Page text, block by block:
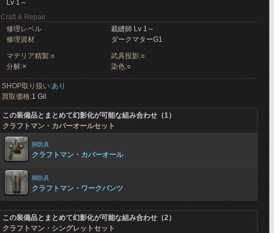
Lv 1～
Craft & Repair
修理レベル
裁縫師 Lv 1～
修理資材
ダークマターG1
マテリア精製:○ 武具投影:○
分解:× 染色:○
SHOP取り扱い:あり
買取価格:1 Gil
この装備品とまとめて幻影化が可能な組み合わせ（1）
クラフトマン・カバーオールセット
胴防具
クラフトマン・カバーオール
脚防具
クラフトマン・ワークパンツ
この装備品とまとめて幻影化が可能な組み合わせ（2）
クラフトマン・シングレットセット